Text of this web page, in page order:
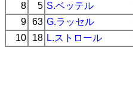
8
5 S.ベッテル
9 63 G.ラッセル
10
18 L.ストロール